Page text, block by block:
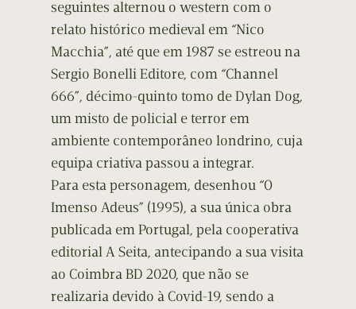
seguintes alternou o western com o
relato histórico medieval em “Nico
Macchia”, até que em 1987 se estreou na
Sergio Bonelli Editore, com “Channel
666”, décimo-quinto tomo de Dylan Dog,
um misto de policial e terror em
ambiente contemporâneo londrino, cuja
equipa criativa passou a integrar.
Para esta personagem, desenhou “O
Imenso Adeus” (1995), a sua única obra
publicada em Portugal, pela cooperativa
editorial A Seita, antecipando a sua visita
ao Coimbra BD 2020, que não se
realizaria devido à Covid-19, sendo a